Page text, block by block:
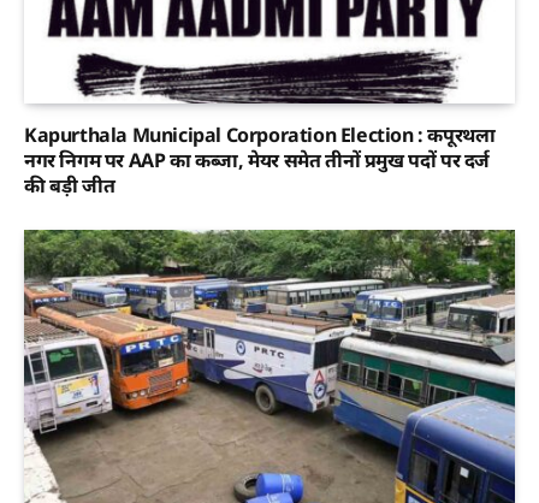
Kapurthala Municipal Corporation Election : कपूरथला
नगर निगम पर AAP का कब्जा, मेयर समेत तीनों प्रमुख पदों पर दर्ज
की बड़ी जीत